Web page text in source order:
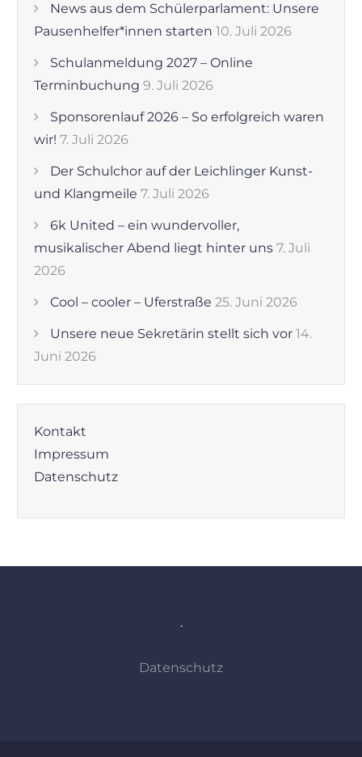
News aus dem Schülerparlament: Unsere
Pausenhelfer*innen starten 10. Juli 2026
Schulanmeldung 2027 – Online
Terminbuchung 9. Juli 2026
Sponsorenlauf 2026 – So erfolgreich waren
wir! 7. Juli 2026
Der Schulchor auf der Leichlinger Kunst-
und Klangmeile 7. Juli 2026
6k United – ein wundervoller,
musikalischer Abend liegt hinter uns 7. Juli
2026
Cool – cooler – Uferstraße 25. Juni 2026
Unsere neue Sekretärin stellt sich vor 14.
Juni 2026
Kontakt
Impressum
Datenschutz
.
Datenschutz